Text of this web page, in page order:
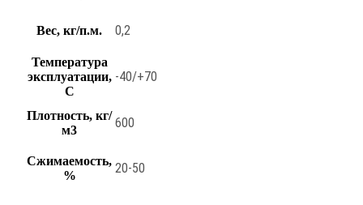
Вес, кг/п.м. 0,2
Температура
эксплуатации,
С
-40/+70
Плотность, кг/
м3
600
Сжимаемость,
%
20-50